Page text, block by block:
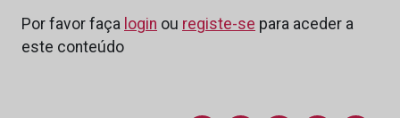
Por favor faça login ou registe-se para aceder a
este conteúdo